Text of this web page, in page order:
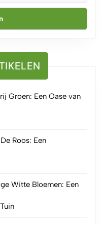
Groen: Een Oase van
Roos: Een
Witte Bloemen: Een